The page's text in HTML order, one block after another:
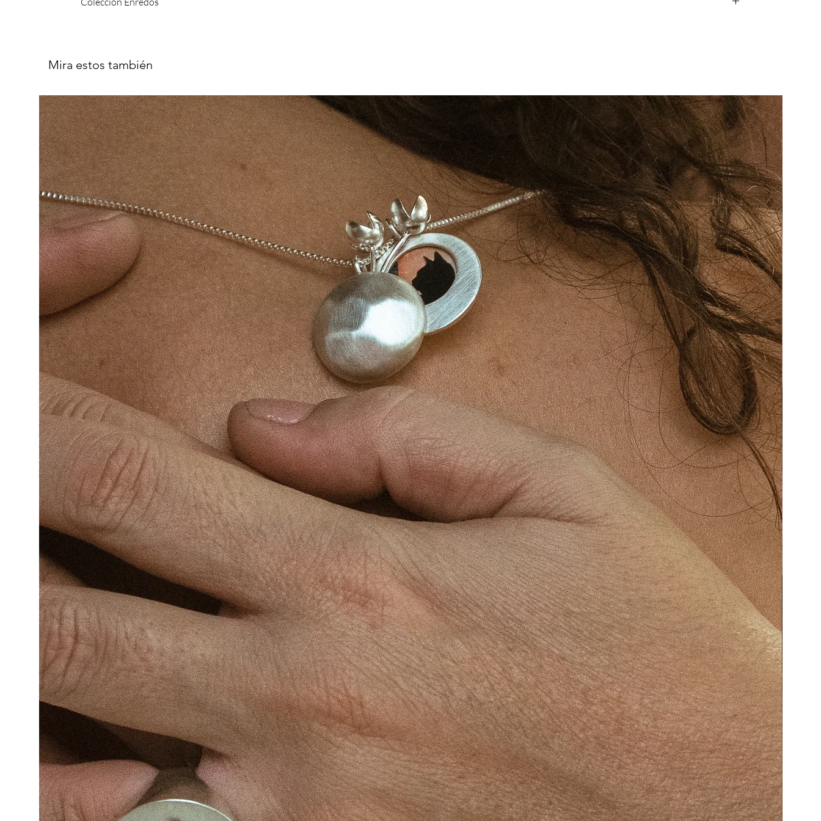
En español también significa una maraña* de hilos, una confusión, una inquietud.
La Colección Enredos nace de esa mezcla — entre idiomas, significados y sentimientos. Una joya tejida, donde cada hilo une emociones, encuentros y caminos. ​​
Mira estos también